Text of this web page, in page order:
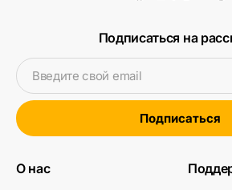
Подписаться на
Введите свой email
Подписаться
О нас